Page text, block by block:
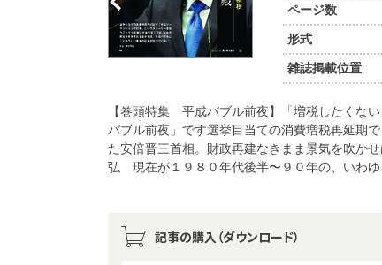
ページ数
形式
雑誌掲載位置
【巻頭特集 平成バブル前夜】「増税したく
バブル前夜」です選挙目当ての消費増税再延期
た安倍晋三首相。財政再建なきまま景気を吹か
弘 現在が１９８０年代後半〜９０年の、いわ
記事の購入（ダウンロード）